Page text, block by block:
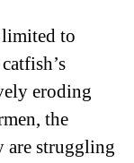
limited to
eroding
the
are struggling